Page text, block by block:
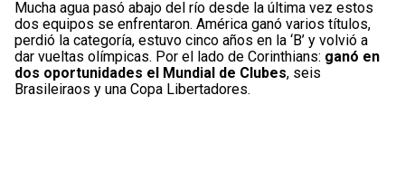
Mucha agua pasó abajo del río desde la última vez estos
dos equipos se enfrentaron. América ganó varios títulos,
perdió la categoría, estuvo cinco años en la ‘B’ y volvió a
dar vueltas olímpicas. Por el lado de Corinthians: ganó en
dos oportunidades el Mundial de Clubes, seis
Brasileiraos y una Copa Libertadores.